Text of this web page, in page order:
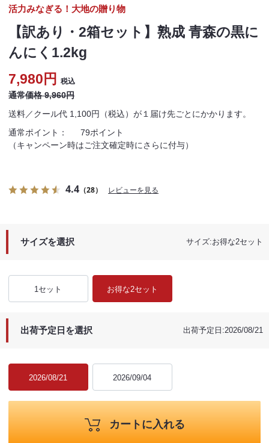
【訳あり・2箱セット】熟成 青森の黒に
んにく1.2kg
活力みなぎる！大地の贈り物
7,980円 税込
通常価格 9,960円
通常ポイント：
79ポイント
（キャンペーン時はご注文確定時にさらに付与）
送料／クール代 1,100円（税込）が１届け先ごとにかかります。
4.4 （28） レビューを見る
サイズを選択 サイズ:お得な2セット
1セット お得な2セット
出荷予定日を選択 出荷予定日:2026/08/21
2026/08/21 2026/09/04
カートに入れる